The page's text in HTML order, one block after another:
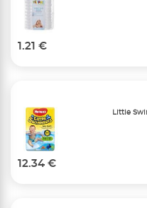
1.21 €
Little
12.34 €